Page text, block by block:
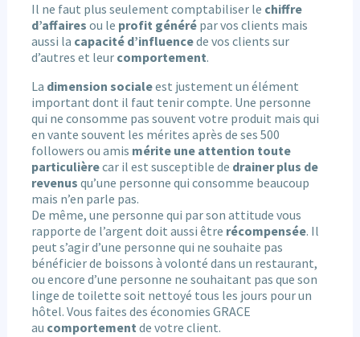
Il ne faut plus seulement comptabiliser le chiffre
d’affaires ou le profit générépar vos clients mais
aussi la capacité d’influencede vos clients sur
d’autres et leur comportement.
La dimension socialeest justement un élément
important dont il faut tenir compte. Une personne
qui ne consomme pas souvent votre produit mais qui
en vante souvent les mérites après de ses 500
followers ou amis mérite une attention toute
particulièrecar il est susceptible de drainer plus de
revenus qu’une personne qui consomme beaucoup
mais n’en parle pas.
De même, une personne qui par son attitude vous
rapporte de l’argent doit aussi être récompensée. Il
peut s’agir d’une personne qui ne souhaite pas
bénéficier de boissons à volonté dans un restaurant,
ou encore d’une personne ne souhaitant pas que son
linge de toilette soit nettoyé tous les jours pour un
hôtel. Vous faites des économies GRACE
au comportement de votre client.